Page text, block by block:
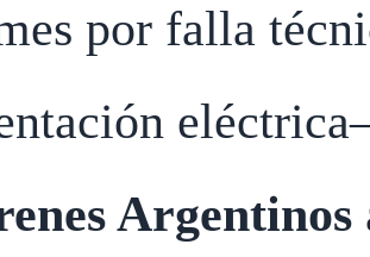
por falla
Argentinos